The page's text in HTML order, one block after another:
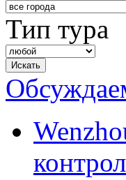
Тип тура